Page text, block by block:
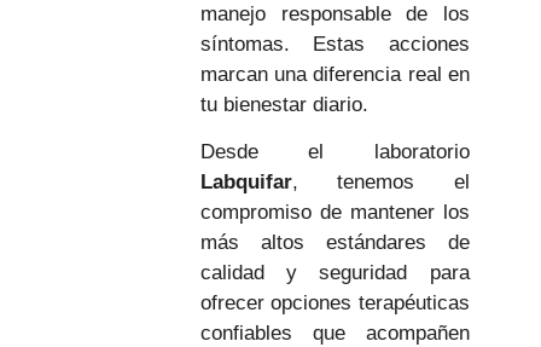
manejo responsable de los
síntomas. Estas acciones
marcan una diferencia real en
tu bienestar diario.
Desde el laboratorio
Labquifar, tenemos el
compromiso de mantener los
más altos estándares de
calidad y seguridad para
ofrecer opciones terapéuticas
confiables que acompañen